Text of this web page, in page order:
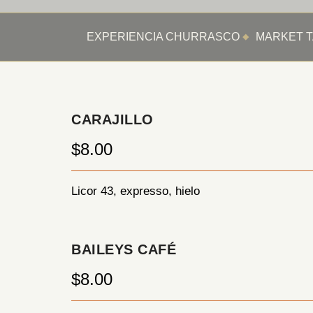
EXPERIENCIA CHURRASCO MARKET
CARAJILLO
$8.00
Licor 43, expresso, hielo
BAILEYS CAFÉ
$8.00